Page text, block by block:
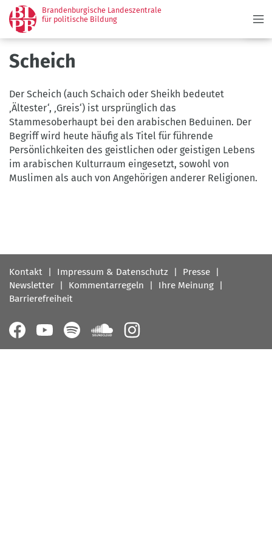
Direkt
zum
Inhalt
Brandenburgische Landeszentrale
für politische Bildung
Scheich
Der Scheich (auch Schaich oder Sheikh bedeutet
‚Ältester‘, ‚Greis‘) ist ursprünglich das
Stammesoberhaupt bei den arabischen Beduinen. Der
Begriff wird heute häufig als Titel für führende
Persönlichkeiten des geistlichen oder geistigen Lebens
im arabischen Kulturraum eingesetzt, sowohl von
Muslimen als auch von Angehörigen anderer Religionen.
Fußbereichsmenü
Kontakt Impressum & Datenschutz
Presse
Newsletter
Kommentarregeln
Ihre Meinung
Barrierefreiheit
Follow
us